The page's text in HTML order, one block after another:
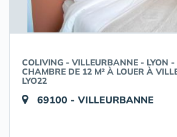
COLIVING - VILLEURBANNE - LYON
CHAMBRE DE 12 M² À LOUER À
LYO22
69100 - VILLEURBANNE